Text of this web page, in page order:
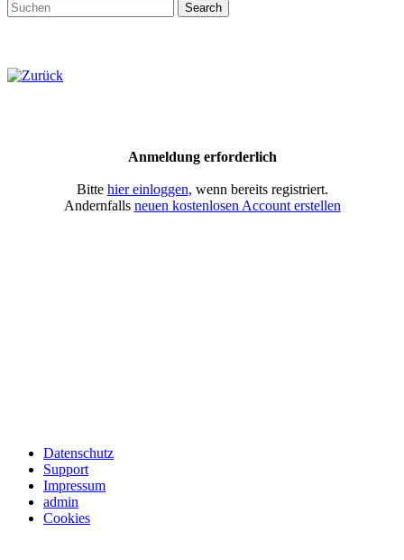
Search
Anmeldung erforderlich
Bitte hier einloggen, wenn bereits registriert.
Andernfalls neuen kostenlosen Account erstellen
Datenschutz
Support
Impressum
admin
Cookies